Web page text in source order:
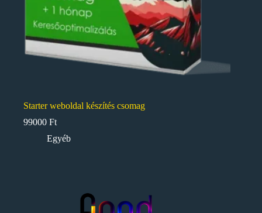
Starter weboldal készítés csomag
99000 Ft
Egyéb